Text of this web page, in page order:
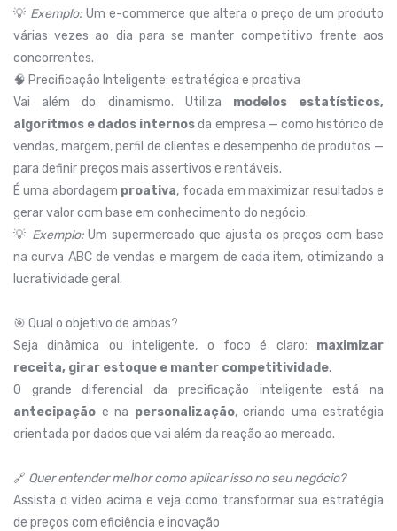
💡 Exemplo:Um e-commerce que altera o preço de um produto
várias vezes ao dia para se manter competitivo frente aos
concorrentes.
🧠 Precificação Inteligente: estratégica e proativa
Vai além do dinamismo. Utiliza modelos estatísticos,
algoritmos e dados internosda empresa — como histórico de
vendas, margem, perfil de clientes e desempenho de produtos —
para definir preços mais assertivos e rentáveis.
É uma abordagem proativa, focada em maximizar resultados e
gerar valor com base em conhecimento do negócio.
💡 Exemplo:Um supermercado que ajusta os preços com base
na curva ABC de vendas e margem de cada item, otimizando a
lucratividade geral.
🎯 Qual o objetivo de ambas?
Seja dinâmica ou inteligente, o foco é claro: maximizar
receita, girar estoque e manter competitividade.
O grande diferencial da precificação inteligente está na
antecipação e na personalização, criando uma estratégia
orientada por dados que vai além da reação ao mercado.
🔗 Quer entender melhor como aplicar isso no seu negócio?
Assista o video acima e veja como transformar sua estratégia
de preços com eficiência e inovação